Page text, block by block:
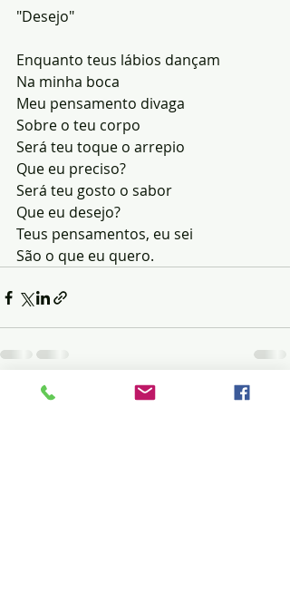
"Desejo"
Enquanto teus lábios dançam
Na minha boca
Meu pensamento divaga
Sobre o teu corpo
Será teu toque o arrepio
Que eu preciso?
Será teu gosto o sabor
Que eu desejo?
Teus pensamentos, eu sei
São o que eu quero.
Posts recentes Ver tudo